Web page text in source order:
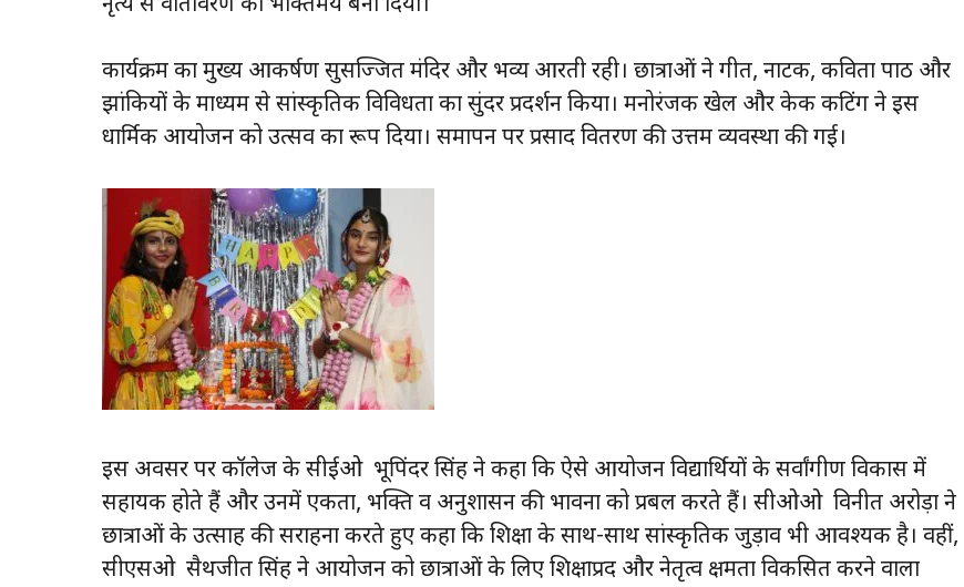
नृत्य से वातावरण को भक्तिमय बना दिया।
कार्यक्रम का मुख्य आकर्षण सुसज्जित मंदिर और भव्य आरती रही। छात्राओं ने गीत, नाटक, कविता पाठ और
झांकियों के माध्यम से सांस्कृतिक विविधता का सुंदर प्रदर्शन किया। मनोरंजक खेल और केक कटिंग ने इस
धार्मिक आयोजन को उत्सव का रूप दिया। समापन पर प्रसाद वितरण की उत्तम व्यवस्था की गई।
इस अवसर पर कॉलेज के सीईओ भूपिंदर सिंह ने कहा कि ऐसे आयोजन विद्यार्थियों के सर्वांगीण विकास में
सहायक होते हैं और उनमें एकता, भक्ति व अनुशासन की भावना को प्रबल करते हैं। सीओओ विनीत अरोड़ा ने
छात्राओं के उत्साह की सराहना करते हुए कहा कि शिक्षा के साथ-साथ सांस्कृतिक जुड़ाव भी आवश्यक है। वहीं,
सीएसओ सैथजीत सिंह ने आयोजन को छात्राओं के लिए शिक्षाप्रद और नेतृत्व क्षमता विकसित करने वाला